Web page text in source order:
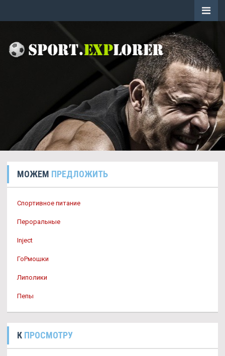
МОЖЕМ ПРЕДЛОЖИТЬ
Спортивное питание
Пероральные
Inject
ГоРмошки
Липолики
Пепы
К ПРОСМОТРУ